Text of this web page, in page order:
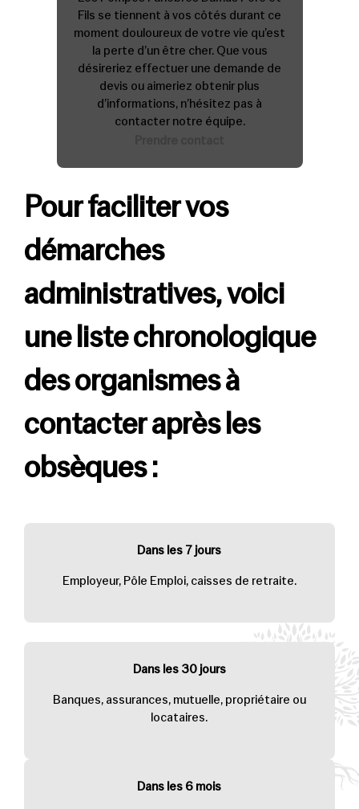
Fils se tiennent à vos côtés durant ce
moment douloureux de votre vie qu’est
la perte d’un être cher. Que vous
désireriez effectuer une demande de
devis ou aimeriez obtenir plus
d’informations, n’hésitez pas à
contacter notre équipe.
Pour faciliter vos
démarches
administratives, voici
une liste chronologique
des organismes à
contacter après les
obsèques :
Dans les 7 jours
Employeur, Pôle Emploi, caisses de retraite.
Dans les 30 jours
Banques, assurances, mutuelle, propriétaire ou
locataires.
Dans les 6 mois